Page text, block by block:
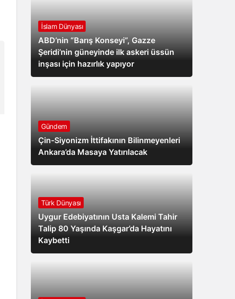
İslam Dünyası
ABD’nin “Barış Konseyi”, Gazze
Şeridi’nin güneyinde ilk askeri üssün
inşası için hazırlık yapıyor
Gündem
Çin-Siyonizm İttifakının Bilinmeyenleri
Ankara’da Masaya Yatırılacak
Türk Dünyası
Uygur Edebiyatının Usta Kalemi Tahir
Talip 80 Yaşında Kaşgar’da Hayatını
Kaybetti